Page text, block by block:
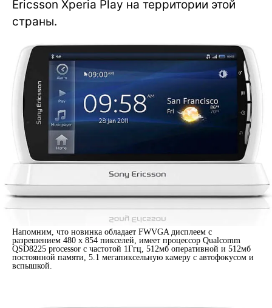
Ericsson Xperia Play на территории этой
страны.
Напомним, что новинка обладает FWVGA дисплеем с
разрешением 480 x 854 пикселей, имеет процессор Qualcomm
QSD8225 processor с частотой 1Ггц, 512мб оперативной и 512мб
постоянной памяти, 5.1 мегапиксельную камеру с автофокусом и
вспышкой.